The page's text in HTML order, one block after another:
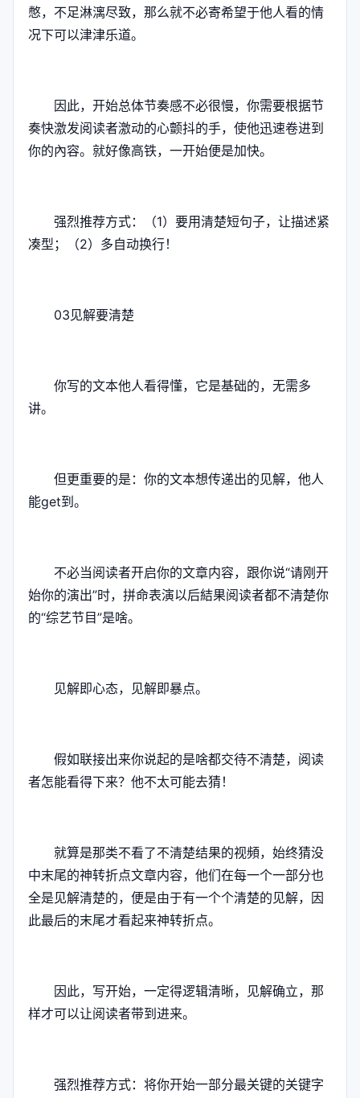
憋，不足淋漓尽致，那么就不必寄希望于他人看的情
况下可以津津乐道。
因此，开始总体节奏感不必很慢，你需要根据节
奏快激发阅读者激动的心颤抖的手，使他迅速卷进到
你的內容。就好像高铁，一开始便是加快。
强烈推荐方式：（1）要用清楚短句子，让描述紧
凑型；（2）多自动换行！
03见解要清楚
你写的文本他人看得懂，它是基础的，无需多
讲。
但更重要的是：你的文本想传递出的见解，他人
能get到。
不必当阅读者开启你的文章内容，跟你说“请刚开
始你的演出”时，拼命表演以后結果阅读者都不清楚你
的“综艺节目”是啥。
见解即心态，见解即暴点。
假如联接出来你说起的是啥都交待不清楚，阅读
者怎能看得下来？他不太可能去猜！
就算是那类不看了不清楚结果的视頻，始终猜没
中末尾的神转折点文章内容，他们在每一个一部分也
全是见解清楚的，便是由于有一个个清楚的见解，因
此最后的末尾才看起来神转折点。
因此，写开始，一定得逻辑清晰，见解确立，那
样才可以让阅读者带到进来。
强烈推荐方式：将你开始一部分最关键的关键字